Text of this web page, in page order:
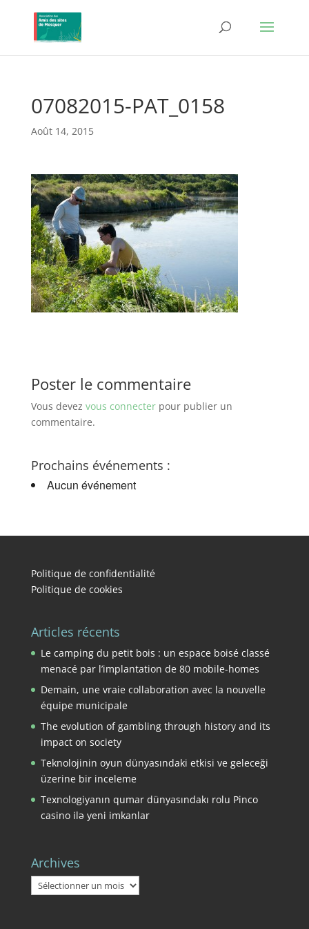
07082015-PAT_0158
Août 14, 2015
Poster le commentaire
Vous devez vous connecterpour publier un
commentaire.
Prochains événements :
Aucun événement
Politique de confidentialité
Politique de cookies
Articles récents
Le camping du petit bois : un espace boisé classé
menacé par l’implantation de 80 mobile-homes
Demain, une vraie collaboration avec la nouvelle
équipe municipale
The evolution of gambling through history and its
impact on society
Teknolojinin oyun dünyasındaki etkisi ve geleceği
üzerine bir inceleme
Texnologiyanın qumar dünyasındakı rolu Pinco
casino ilə yeni imkanlar
Archives
Archives